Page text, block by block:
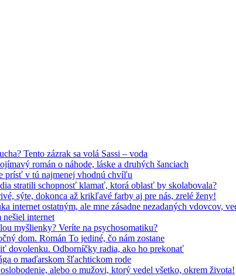
Tento zázrak sa volá Sassi – voda
román o náhode, láske a druhých šanciach
prísť v tú najmenej vhodnú chvíľu
stratili schopnosť klamať, ktorá oblasť by skolabovala?
sýte, dokonca až krikľavé farby aj pre nás, zrelé ženy!
internet ostatným, ale mne zásadne nezadaných vdovcov,
internet
myšlienky? Veríte na psychosomatiku?
dom. Román To jediné, čo nám zostane
dovolenku. Odborníčky radia, ako ho prekonať
o maďarskom šľachtickom rode
alebo o mužovi, ktorý vedel všetko, okrem života!